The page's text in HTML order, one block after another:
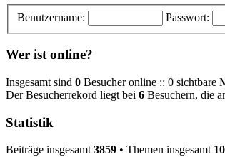
Benutzername: Passwort:
Wer ist online?
Insgesamt sind 0 Besucher online :: 0 sichtbare
Der Besucherrekord liegt bei 6 Besuchern, die
Statistik
Beiträge insgesamt 3859 • Themen insgesamt